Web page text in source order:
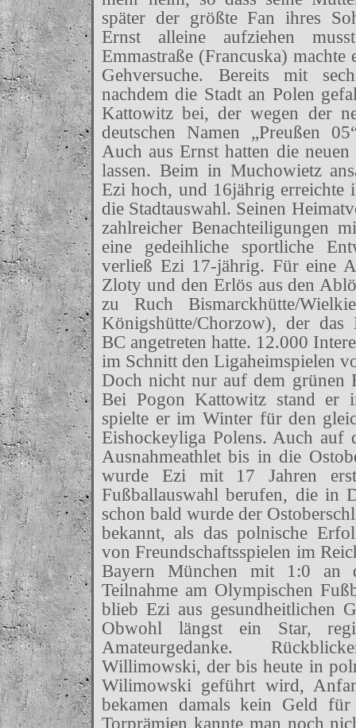
später der größte Fan ihres
Ernst alleine aufziehen
Emmastraße (Francuska) machte
Gehversuche. Bereits mit
nachdem die Stadt an Polen
Kattowitz bei, der wegen der
deutschen Namen „Preußen
Auch aus Ernst hatten die
lassen. Beim in Muchowietz
Ezi hoch, und 16jährig erreichte
die Stadtauswahl. Seinen
zahlreicher Benachteiligungen
eine gedeihliche sportliche
verließ Ezi 17-jährig. Für eine
Zloty und den Erlös aus den
zu Ruch Bismarckhütte/
Königshütte/Chorzow), der das
BC angetreten hatte. 12.000
im Schnitt den Ligaheimspielen
Doch nicht nur auf dem grünen
Bei Pogon Kattowitz stand er
spielte er im Winter für den
Eishockeyliga Polens. Auch auf
Ausnahmeathlet bis in die
wurde Ezi mit 17 Jahren
Fußballauswahl berufen, die in
schon bald wurde der
bekannt, als das polnische
von Freundschaftsspielen im
Bayern München mit 1:0 an
Teilnahme am Olympischen
blieb Ezi aus gesundheitlichen
Obwohl längst ein Star,
Amateurgedanke.
Willimowski, der bis heute in
Wilimowski geführt wird,
bekamen damals kein Geld
Torprämien kannte man noch